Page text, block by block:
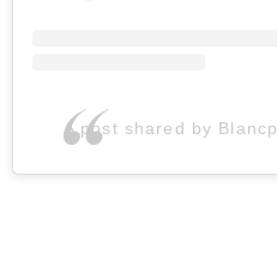
A post shared by